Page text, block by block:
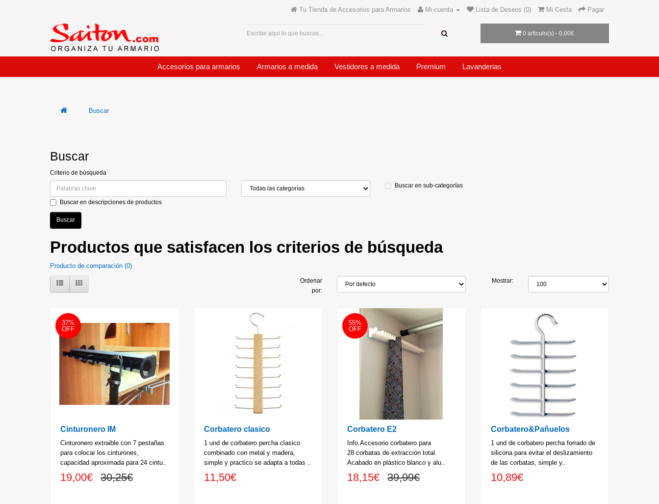
Tu Tienda de Accesorios para Armarios Mi cuenta Lista de Deseos (0) Mi Cesta Pagar
0 articulo(s) - 0,00€
Accesorios para armarios Armarios a medida Vestidores a medida Premium Lavanderias
Buscar
Buscar
Criterio de búsqueda
Buscar en sub-categorías
Buscar en descripciones de productos
Productos que satisfacen los criterios de búsqueda
Producto de comparación (0)
Ordenar
por:
Mostrar:
37%
OFF
Cinturonero IM
Cinturonero extraible con 7 pestañas
para colocar los cinturones,
capacidad aproximada para 24 cintu..
19,00€ 30,25€
Corbatero clasico
1 und de corbatero percha clasico
combinado con metal y madera,
simple y practico se adapta a todas ..
11,50€
55%
OFF
Corbatero E2
Info.Accesorio corbatero para
28 corbatas de extracción total.
Acabado en plástico blanco y alu..
18,15€ 39,99€
Corbatero&Pañuelos
1 und de corbatero percha forrado de
silicona para evitar el deslizamiento
de las corbatas, simple y..
10,89€